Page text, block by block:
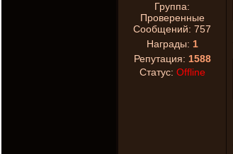
Группа:
Проверенные
Сообщений: 757
Награды: 1
Репутация: 1588
Статус: Offline